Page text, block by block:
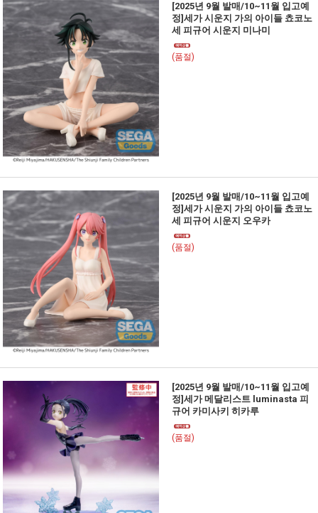
[2025년 9월 발매/10~11월 입고예
정]세가 시운지 가의 아이들 쵸코노
세 피규어 시운지 미나미
(품절)
[2025년 9월 발매/10~11월 입고예
정]세가 시운지 가의 아이들 쵸코노
세 피규어 시운지 오우카
(품절)
[2025년 9월 발매/10~11월 입고예
정]세가 메달리스트 luminasta 피
규어 카미사키 히카루
(품절)